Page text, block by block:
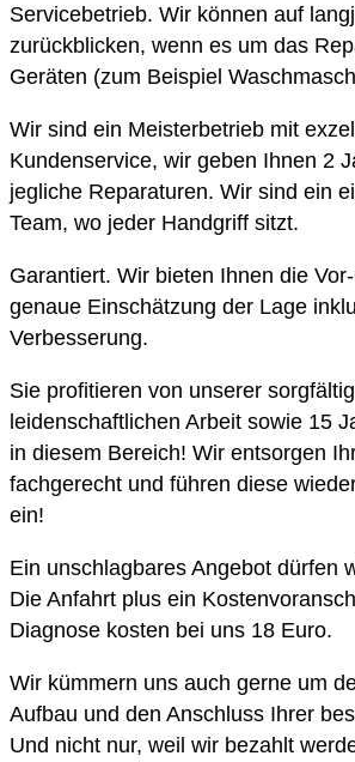
Servicebetrieb. Wir können auf
zurückblicken, wenn es um das
Geräten (zum Beispiel
Wir sind ein Meisterbetrieb mit
Kundenservice, wir geben Ihnen 2
jegliche Reparaturen. Wir sind ein
Team, wo jeder Handgriff sitzt.
Garantiert. Wir bieten Ihnen die
genaue Einschätzung der Lage
Verbesserung.
Sie profitieren von unserer
leidenschaftlichen Arbeit sowie 15
in diesem Bereich! Wir entsorgen
fachgerecht und führen diese
ein!
Ein unschlagbares Angebot dürfen
Die Anfahrt plus ein
Diagnose kosten bei uns 18 Euro.
Wir kümmern uns auch gerne um
Aufbau und den Anschluss Ihrer
Und nicht nur, weil wir bezahlt